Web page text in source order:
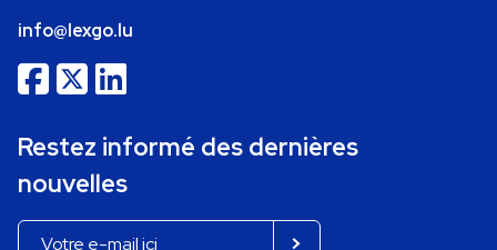
info@lexgo.lu
Restez informé des dernières
nouvelles